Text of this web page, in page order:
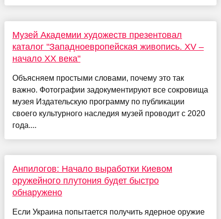
Музей Академии художеств презентовал
каталог "Западноевропейская живопись. XV –
начало XX века"
Объясняем простыми словами, почему это так
важно. Фотографии задокументируют все сокровища
музея Издательскую программу по публикации
своего культурного наследия музей проводит с 2020
года....
Анпилогов: Начало выработки Киевом
оружейного плутония будет быстро
обнаружено
Если Украина попытается получить ядерное оружие